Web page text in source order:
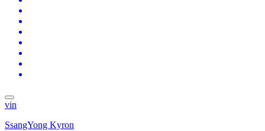
vin
SsangYong Kyron